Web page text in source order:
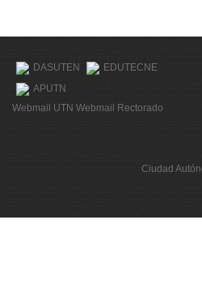
DASUTEN
EDUTECNE
APUTN
Webmail UTN Webmail Rectorado
Ciudad